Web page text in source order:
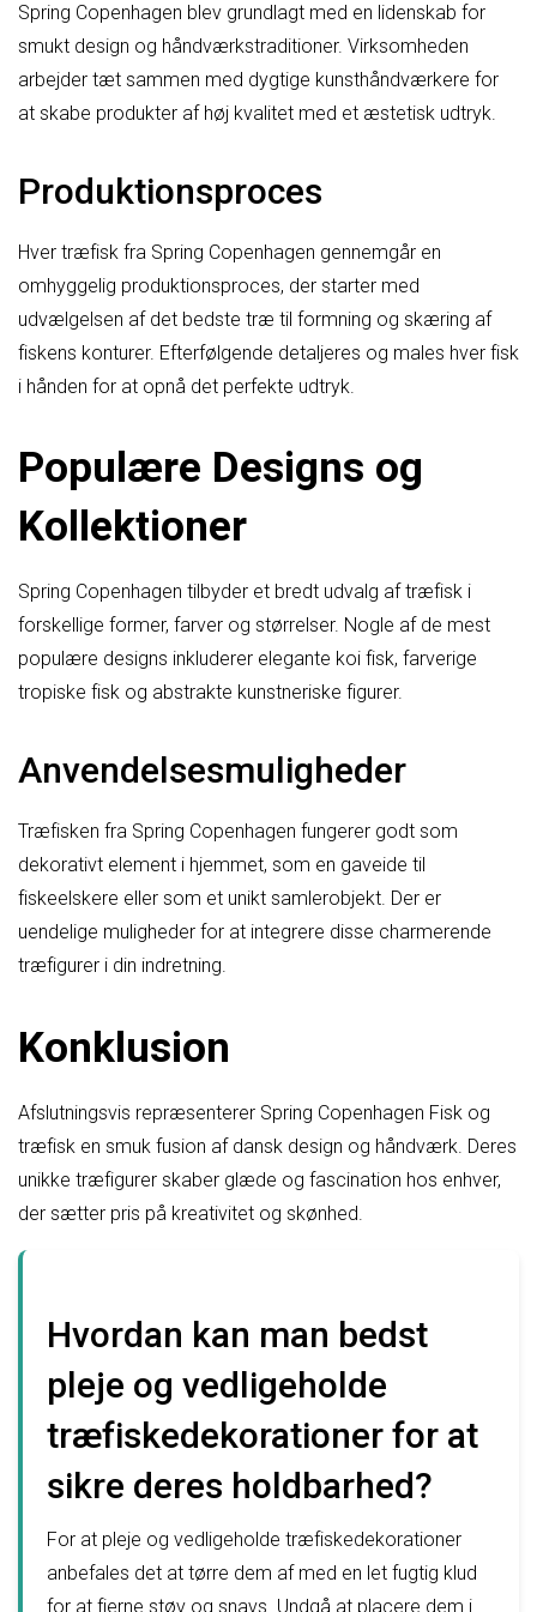
Spring Copenhagen blev grundlagt med en lidenskab for
smukt design og håndværkstraditioner. Virksomheden
arbejder tæt sammen med dygtige kunsthåndværkere for
at skabe produkter af høj kvalitet med et æstetisk udtryk.
Produktionsproces
Hver træfisk fra Spring Copenhagen gennemgår en
omhyggelig produktionsproces, der starter med
udvælgelsen af det bedste træ til formning og skæring af
fiskens konturer. Efterfølgende detaljeres og males hver fisk
i hånden for at opnå det perfekte udtryk.
Populære Designs og
Kollektioner
Spring Copenhagen tilbyder et bredt udvalg af træfisk i
forskellige former, farver og størrelser. Nogle af de mest
populære designs inkluderer elegante koi fisk, farverige
tropiske fisk og abstrakte kunstneriske figurer.
Anvendelsesmuligheder
Træfisken fra Spring Copenhagen fungerer godt som
dekorativt element i hjemmet, som en gaveide til
fiskeelskere eller som et unikt samlerobjekt. Der er
uendelige muligheder for at integrere disse charmerende
træfigurer i din indretning.
Konklusion
Afslutningsvis repræsenterer Spring Copenhagen Fisk og
træfisk en smuk fusion af dansk design og håndværk. Deres
unikke træfigurer skaber glæde og fascination hos enhver,
der sætter pris på kreativitet og skønhed.
Hvordan kan man bedst
pleje og vedligeholde
træfiskedekorationer for at
sikre deres holdbarhed?
For at pleje og vedligeholde træfiskedekorationer
anbefales det at tørre dem af med en let fugtig klud
for at fjerne støv og snavs. Undgå at placere dem i